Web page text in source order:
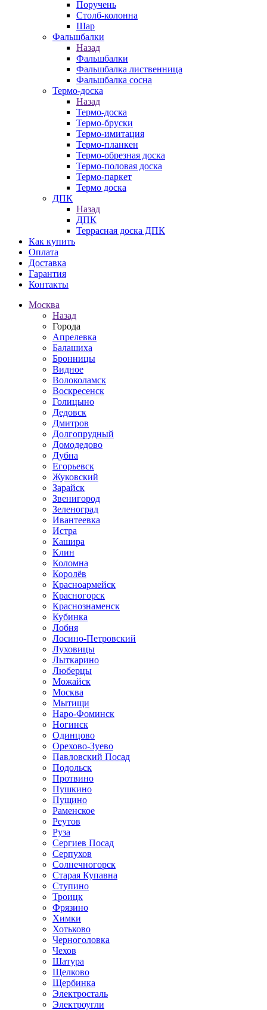
Поручень
Столб-колонна
Шар
Фальшбалки
Назад
Фальшбалки
Фальшбалка лиственница
Фальшбалка сосна
Термо-доска
Назад
Термо-доска
Термо-бруски
Термо-имитация
Термо-планкен
Термо-обрезная доска
Термо-половая доска
Термо-паркет
Термо доска
ДПК
Назад
ДПК
Террасная доска ДПК
Как купить
Оплата
Доставка
Гарантия
Контакты
Москва
Назад
Города
Апрелевка
Балашиха
Бронницы
Видное
Волоколамск
Воскресенск
Голицыно
Дедовск
Дмитров
Долгопрудный
Домодедово
Дубна
Егорьевск
Жуковский
Зарайск
Звенигород
Зеленоград
Ивантеевка
Истра
Кашира
Клин
Коломна
Королёв
Красноармейск
Красногорск
Краснознаменск
Кубинка
Лобня
Лосино-Петровский
Луховицы
Лыткарино
Люберцы
Можайск
Москва
Мытищи
Наро-Фоминск
Ногинск
Одинцово
Орехово-Зуево
Павловский Посад
Подольск
Протвино
Пушкино
Пущино
Раменское
Реутов
Руза
Сергиев Посад
Серпухов
Солнечногорск
Старая Купавна
Ступино
Троицк
Фрязино
Химки
Хотьково
Черноголовка
Чехов
Шатура
Щелково
Щербинка
Электросталь
Электроугли